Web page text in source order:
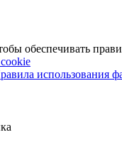
обеспечивать
использования